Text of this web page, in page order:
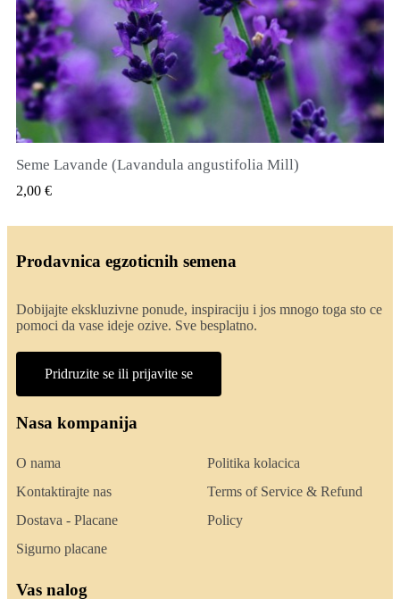
QUICK VIEW
Seme Lavande (Lavandula angustifolia Mill)
2,00 €
Prodavnica egzoticnih semena
Dobijajte ekskluzivne ponude, inspiraciju i jos mnogo toga sto ce
pomoci da vase ideje ozive. Sve besplatno.
Pridruzite se ili prijavite se
Nasa kompanija
O nama
Kontaktirajte nas
Dostava - Placane
Sigurno placane
Politika kolacica
Terms of Service & Refund
Policy
Vas nalog